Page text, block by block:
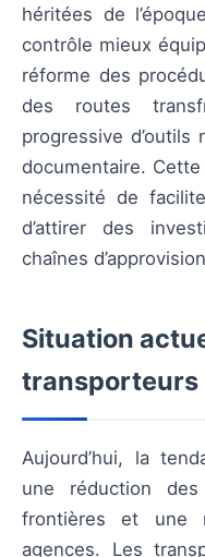
héritées de
contrôle mieux
réforme des
des routes
progressive
documentaire.
nécessité de
d’attirer des
chaînes
Situation
transporteurs
Aujourd’hui, la
une réduction des
frontières et une
agences. Les